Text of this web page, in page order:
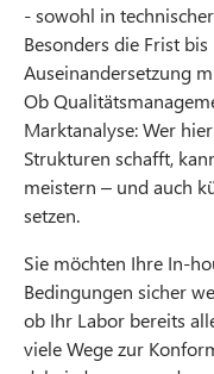
- sowohl in
Besonders die Frist
Auseinandersetzung
Ob
Marktanalyse: Wer
Strukturen schafft,
meistern – und auch
setzen.
Sie möchten Ihre In-
Bedingungen sicher
ob Ihr Labor bereits
viele Wege zur